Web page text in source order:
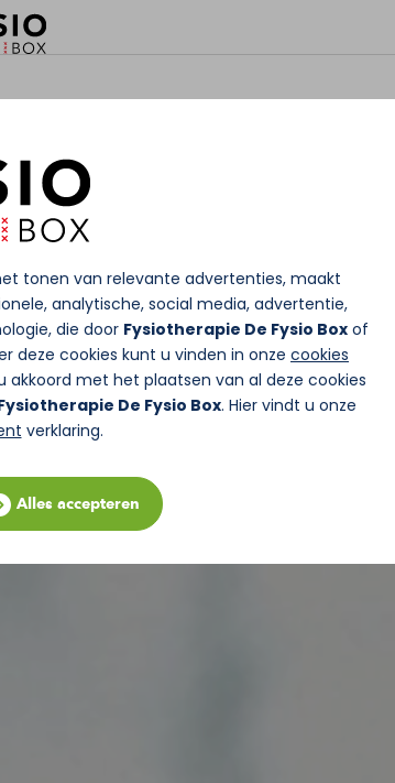
tonen van relevante advertenties, maakt
analytische, social media, advertentie,
die door Fysiotherapie De Fysio Boxof
deze cookies kunt u vinden in onze cookies
akkoord met het plaatsen van al deze cookies
De Fysio Box. Hier vindt u onze
verklaring.
Alles accepteren